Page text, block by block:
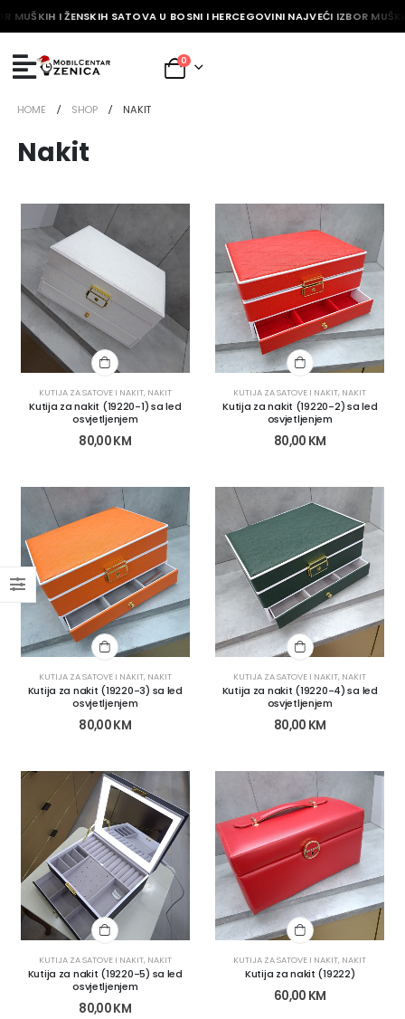
MUŠKIH I ŽENSKIH SATOVA U BOSNI I HERCEGOVINI NAJVEĆI IZBOR
0
HOME SHOP NAKIT
Nakit
KUTIJA ZA SATOVE I NAKIT, NAKIT
Kutija za nakit (19220-1) sa led
osvjetljenjem
80,00KM
KUTIJA ZA SATOVE I NAKIT, NAKIT
Kutija za nakit (19220-2) sa led
osvjetljenjem
80,00 KM
KUTIJA ZA SATOVE I NAKIT, NAKIT
Kutija za nakit (19220-3) sa led
osvjetljenjem
80,00KM
KUTIJA ZA SATOVE I NAKIT, NAKIT
Kutija za nakit (19220-4) sa led
osvjetljenjem
80,00 KM
KUTIJA ZA SATOVE I NAKIT, NAKIT
Kutija za nakit (19220-5) sa led
osvjetljenjem
80,00KM
KUTIJA ZA SATOVE I NAKIT, NAKIT
Kutija za nakit (19222)
60,00 KM